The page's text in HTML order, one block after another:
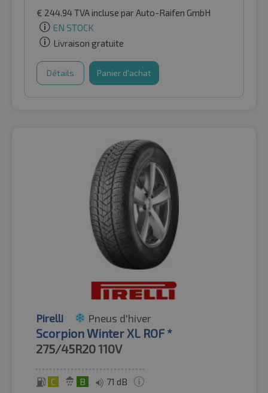
€ 244.94TVA incluse par Auto-Raifen GmbH
EN STOCK
Livraison gratuite
Détails Panier d'achat
Pirelli Pneus d'hiver
Scorpion Winter XL ROF *
275/45R20110V
C B 71 dB